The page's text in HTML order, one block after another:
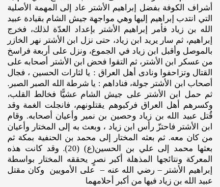
أشراف الكوفة بفضل إبراهيم الأشتر عاد إلى المهمة الأصلية
التي انتدب إبراهيم إليها وهي مواجهة جيش الشام بقيادة عبيد
الله بن زياد فأمر إبراهيم الأشتر بإعداد العدّة لذلك، فخرج
إبراهيم، ثم سار يريد ابن زياد، حتى نزل ابن الأشتر نهر الخازر
بالموصل وأقبل ابن زياد في الجموع، ونزل على أربعة فراسخ
من عسكر ابن الأشتر، ثم التقوا فحض ابن الأشتر أصحابه على
القتال وتزاحفوا ونادى أهل العراق : يا لثارات الحسين ، فجال
أصحاب ابن الأشتر جولة، فناداهم : يا شرطة الله الصبر الصبر.
ثم حمل ابن الأشتر على جيش الشام عشيًّا فخالط القلب،
وكسرهم أهل العراق فركبوهم يقتلونهم، فانجلت الغمة وقد
قُتل عبيد الله بن زياد وحصين بن نمير وأعيان أصحابه. وقام
ابن الأشتر فاحتزّ رأس ابن زياد ، وبعث به إلى المختار وأعيان
من كان معه. ثم بعثه المختار إلى محمد بن الحنفية بمكة ثم
بعثها محمد إلى علي بن الحسين(ع) (20). وقد كانت هذه
المعركة ونتائجها المذهلة أكبر نصرٍ يحققه المختار بواسطة
إبراهيم الأشتر – رضي الله عنه – على الأمويين وكان مقتل
عبيد الله بن زياد فيها من أكبر أحلامهما